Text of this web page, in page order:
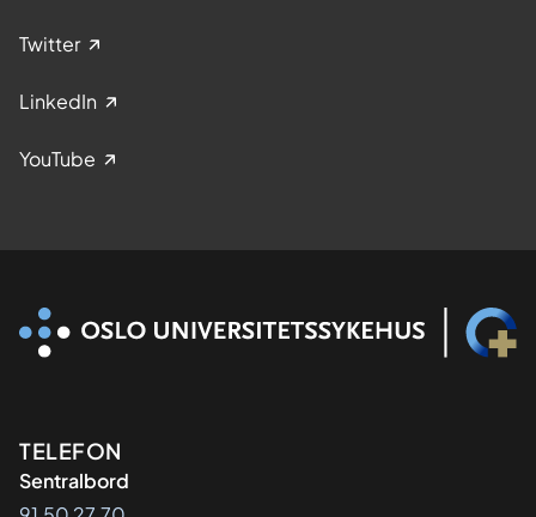
Twitter
LinkedIn
YouTube
Kontaktinformasjon
TELEFON
Sentralbord